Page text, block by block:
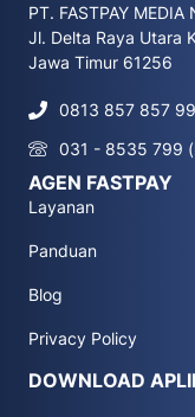
PT. FASTPAY MEDIA
Jl. Delta Raya Utara
Jawa Timur 61256
0813 857 857
031 - 8535 799
AGEN FASTPAY
Layanan
Panduan
Blog
Privacy Policy
DOWNLOAD